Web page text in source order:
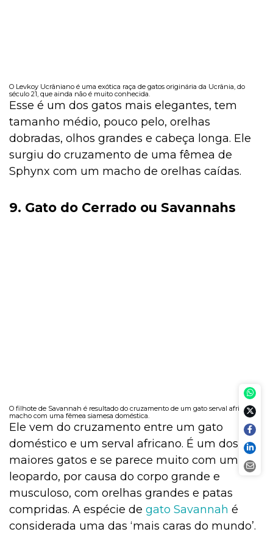
O Levkoy Ucrâniano é uma exótica raça de gatos originária da Ucrânia, do
século 21, que ainda não é muito conhecida.
Esse é um dos gatos mais elegantes, tem
tamanho médio, pouco pelo, orelhas
dobradas, olhos grandes e cabeça longa. Ele
surgiu do cruzamento de uma fêmea de
Sphynx com um macho de orelhas caídas.
9. Gato do Cerrado ou Savannahs
O filhote de Savannah é resultado do cruzamento de um gato serval africano
macho com uma fêmea siamesa doméstica.
Ele vem do cruzamento entre um gato
doméstico e um serval africano. É um dos
maiores gatos e se parece muito com um
leopardo, por causa do corpo grande e
musculoso, com orelhas grandes e patas
compridas. A espécie de gato Savannah é
considerada uma das ‘mais caras do mundo’.